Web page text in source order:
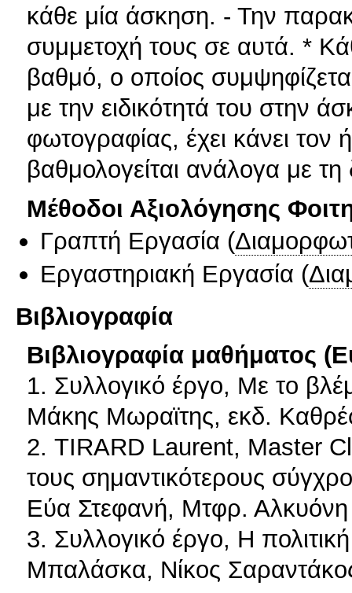
κάθε μία άσκηση. - Την
συμμετοχή τους σε αυτά. *
βαθμό, ο οποίος
με την ειδικότητά του στην
φωτογραφίας, έχει κάνει
βαθμολογείται ανάλογα με τη
Μέθοδοι Αξιολόγησης
Γραπτή Εργασία (
Εργαστηριακή Εργασία (
Βιβλιογραφία
Βιβλιογραφία μαθήματος
1. Συλλογικό έργο, Με το
Μάκης Μωραϊτης, εκδ.
2. TIRARD Laurent, Master
τους σημαντικότερους
Εύα Στεφανή, Μτφρ.
3. Συλλογικό έργο, Η
Μπαλάσκα, Νίκος